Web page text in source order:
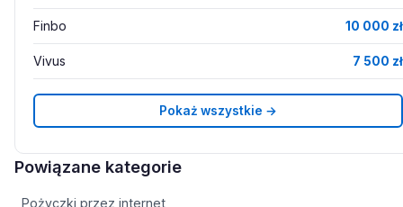
Finbo 10 000 zł
Vivus 7 500 zł
Pokaż wszystkie →
Powiązane kategorie
Pożyczki przez internet